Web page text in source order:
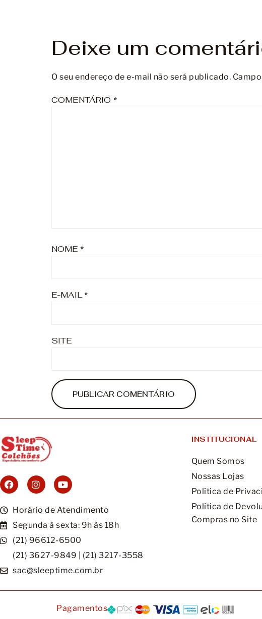
Deixe um
O seu endereço de e-mail não será publicado.
COMENTÁRIO *
NOME *
E-MAIL*
SITE
Horário de Atendimento
Segunda à sexta: 9h às 18h
(21) 96612-6500
(21) 3627-9849 | (21) 3217-3558
sac@sleeptime.com.br
INSTITUCIONAL
Quem Somos
Nossas Lojas
Política de
Política de
Compras no Site
Pagamentos